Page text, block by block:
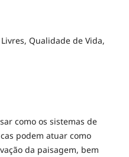
Qualidade de Vida,
como os sistemas de
podem atuar como
da paisagem, bem